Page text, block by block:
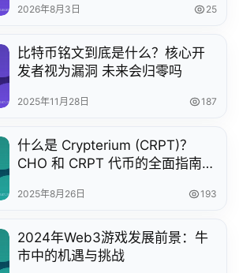
2026年8月3日 25
比特币铭文到底是什么？核心开
发者视为漏洞 未来会归零吗
2025年11月28日 187
什么是 Crypterium (CRPT)？
CHO 和 CRPT 代币的全面指南与
2025年8月26日 193
2024年Web3游戏发展前景：牛
市中的机遇与挑战